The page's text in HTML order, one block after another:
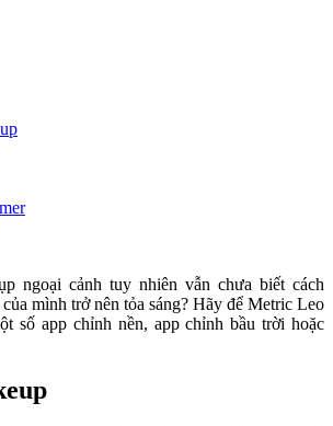
ngoại cảnh tuy nhiên vẫn chưa biết cách
mình trở nên tỏa sáng? Hãy để Metric Leo
số app chỉnh nền, app chỉnh bầu trời hoặc